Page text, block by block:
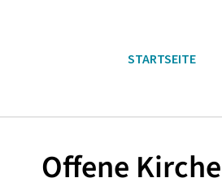
STARTSEITE
Offene Kirche